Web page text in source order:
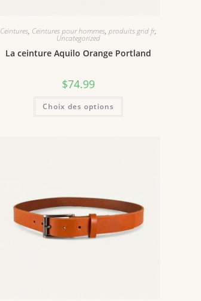
Ceintures, Ceintures pour hommes,produits grid fr,
Uncategorized
La ceinture Aquilo Orange Portland
$74.99
Choix des options